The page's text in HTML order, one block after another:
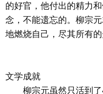
的好官，他付出的精力
念，不能遗忘的。柳宗
地燃烧自己，尽其所有
文学成就
柳宗元虽然只活到了